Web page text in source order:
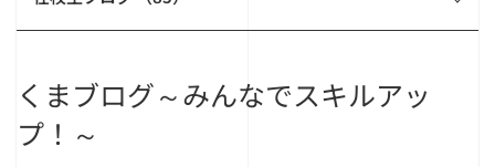
くまブログ～みんなでスキルアッ
プ！～